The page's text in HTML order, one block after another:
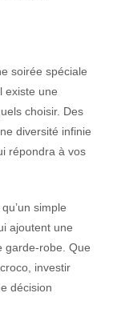
soirée spéciale
existe une
choisir. Des
diversité infinie
répondra à vos
simple
ajoutent une
garde-robe. Que
investir
décision